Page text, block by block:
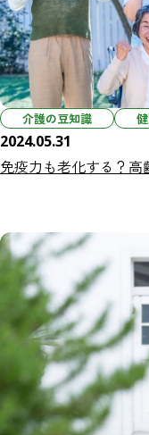
介護の豆知識
2024.05.31
免疫力も老化する？高